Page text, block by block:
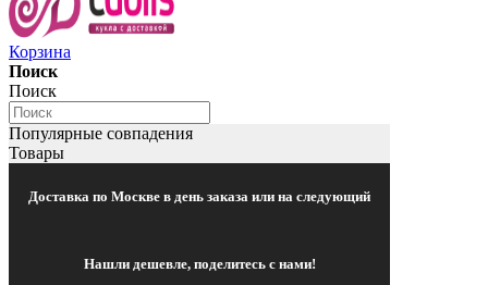
Корзина
Поиск
Поиск
Популярные совпадения
Товары
Доставка по Москве в день заказа или на следующий
Нашли дешевле, поделитесь с нами!